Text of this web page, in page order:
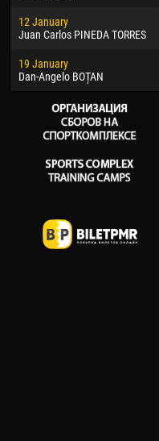
12 January
Juan Carlos PINEDA TORRES
19 January
Dan-Angelo BOȚAN